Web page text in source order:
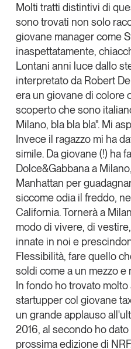
Molti tratti distintivi di
sono trovati non solo
giovane manager come
inaspettatamente,
Lontani anni luce dallo
interpretato da Robert
era un giovane di colore
scoperto che sono
Milano, bla bla bla". Mi
Invece il ragazzo mi ha
simile. Da giovane (!) ha
Dolce&Gabbana a
Manhattan per
siccome odia il freddo,
California. Tornerà a
modo di vivere, di
innate in noi e
Flessibilità, fare quello
soldi come a un mezzo e
In fondo ho trovato
startupper col giovane
un grande applauso
2016, al secondo ho
prossima edizione di